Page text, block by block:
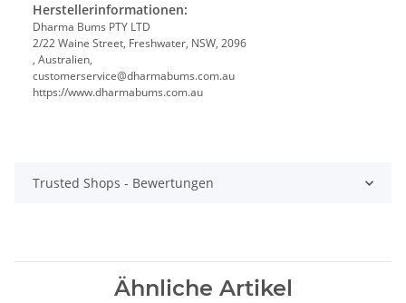
Herstellerinformationen:
Dharma Bums PTY LTD
2/22 Waine Street, Freshwater, NSW, 2096
, Australien,
customerservice@dharmabums.com.au
https://www.dharmabums.com.au
Trusted Shops - Bewertungen
Ähnliche Artikel